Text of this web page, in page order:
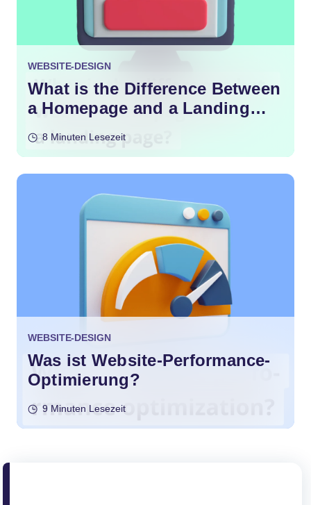
WEBSITE-DESIGN
What is the Difference Between
a Homepage and a Landing
8 Minuten Lesezeit
WEBSITE-DESIGN
Was ist Website-Performance-
Optimierung?
9 Minuten Lesezeit